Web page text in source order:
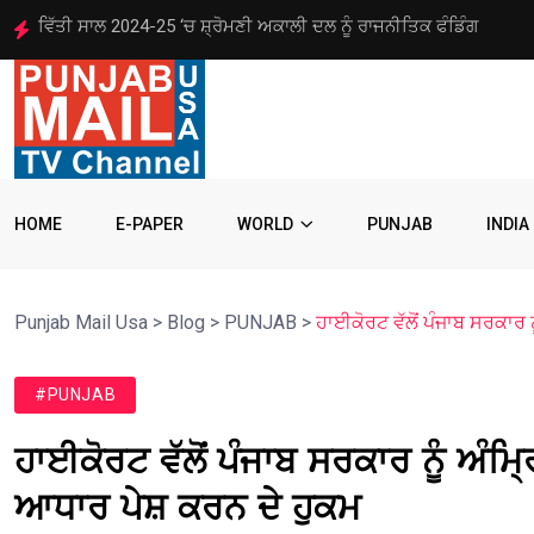
ਐੱਸ.ਜੀ.ਪੀ.ਸੀ. ਦੇ ਇਤਰਾਜ਼ ਤੋਂ ਬਾਅਦ ਜੀ.ਟੀ.ਸੀ. ਵੱਲੋਂ ਗੁਰਬਾਣੀ ਦਾ ਅਸਥਾਈ
HOME E-PAPER WORLD PUNJAB INDIA
Punjab Mail Usa > Blog > PUNJAB >ਹਾਈਕੋਰਟ ਵੱਲੋਂ ਪੰਜਾਬ
#PUNJAB
ਹਾਈਕੋਰਟ ਵੱਲੋਂ ਪੰਜਾਬ ਸਰਕਾਰ ਨੂੰ
ਆਧਾਰ ਪੇਸ਼ ਕਰਨ ਦੇ ਹੁਕਮ